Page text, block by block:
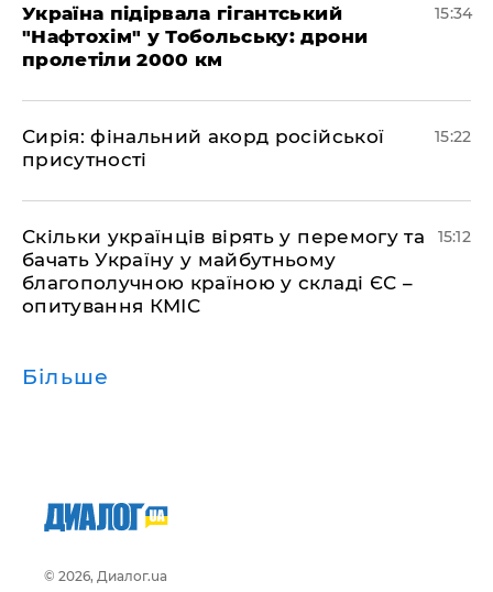
Україна підірвала гігантський
"Нафтохім" у Тобольську: дрони
пролетіли 2000 км
15:34
​Сирія: фінальний акорд російської
присутності
15:22
Скільки українців вірять у перемогу та
бачать Україну у майбутньому
благополучною країною у складі ЄС –
опитування КМІС
15:12
Більше
© 2026, Диалог.ua